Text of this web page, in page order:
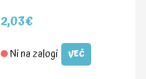
2,03€
Ni na zalogi VEČ